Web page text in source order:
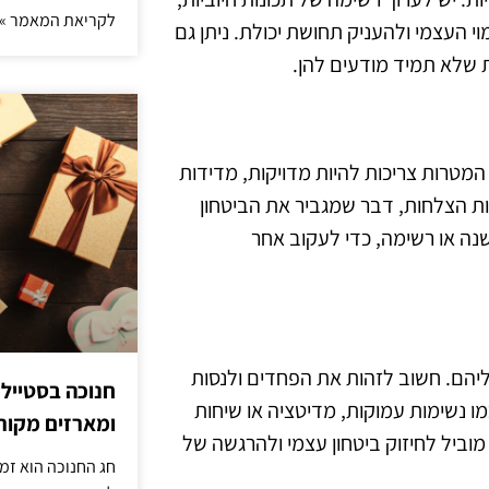
העצמי ולהעניק תחושת יכולת. ניתן גם
שלא תמיד מודעים להן.
צריכות להיות מדויקות, מדידות
הצלחות, דבר שמגביר את הביטחון
או רשימה, כדי לעקוב אחר
חשוב לזהות את הפחדים ולנסות
נשימות עמוקות, מדיטציה או שיחות
לחיזוק ביטחון עצמי ולהרגשה של
לקריאת המאמר »
חנוכה
ומארזים
חג החנוכה הוא